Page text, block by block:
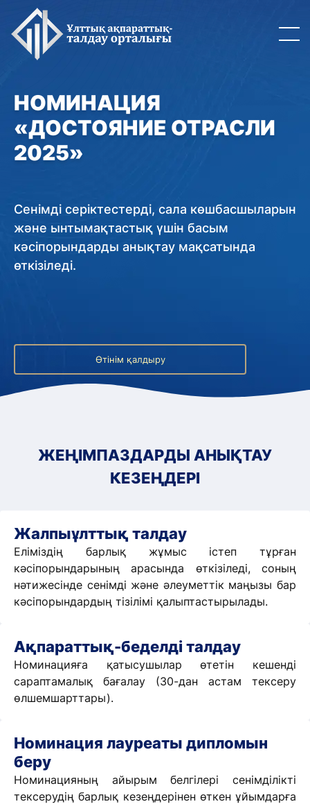
НОМИНАЦИЯ
«ДОСТОЯНИЕ ОТРАСЛИ
2025»
Сенімді серіктестерді, сала көшбасшыларын
және ынтымақтастық үшін басым
кәсіпорындарды анықтау мақсатында
өткізіледі.
Өтінім қалдыру
ЖЕҢІМПАЗДАРДЫ АНЫҚТАУ
КЕЗЕҢДЕРІ
Жалпыұлттық талдау
Еліміздің барлық жұмыс істеп тұрған
кәсіпорындарының арасында өткізіледі, соның
нәтижесінде сенімді және әлеуметтік маңызы бар
кәсіпорындардың тізілімі қалыптастырылады.
Ақпараттық-беделді талдау
Номинацияға қатысушылар өтетін кешенді
сараптамалық бағалау (30-дан астам тексеру
өлшемшарттары).
Номинация лауреаты дипломын
беру
Номинацияның айырым белгілері сенімділікті
тексерудің барлық кезеңдерінен өткен ұйымдарға